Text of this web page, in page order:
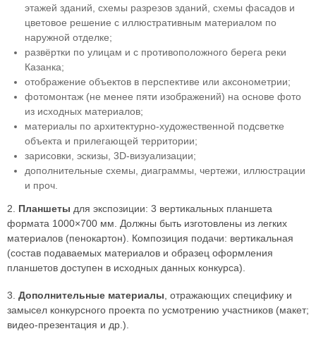
этажей зданий, схемы разрезов зданий, схемы фасадов и
цветовое решение с иллюстративным материалом по
наружной отделке;
развёртки по улицам и с противоположного берега реки
Казанка;
отображение объектов в перспективе или аксонометрии;
фотомонтаж (не менее пяти изображений) на основе фото
из исходных материалов;
материалы по архитектурно-художественной подсветке
объекта и прилегающей территории;
зарисовки, эскизы, 3D-визуализации;
дополнительные схемы, диаграммы, чертежи, иллюстрации
и проч.
2. Планшеты для экспозиции: 3 вертикальных планшета
формата 1000×700 мм. Должны быть изготовлены из легких
материалов (пенокартон). Композиция подачи: вертикальная
(состав подаваемых материалов и образец оформления
планшетов доступен в исходных данных конкурса).
3. Дополнительные материалы, отражающих специфику и
замысел конкурсного проекта по усмотрению участников (макет;
видео-презентация и др.).